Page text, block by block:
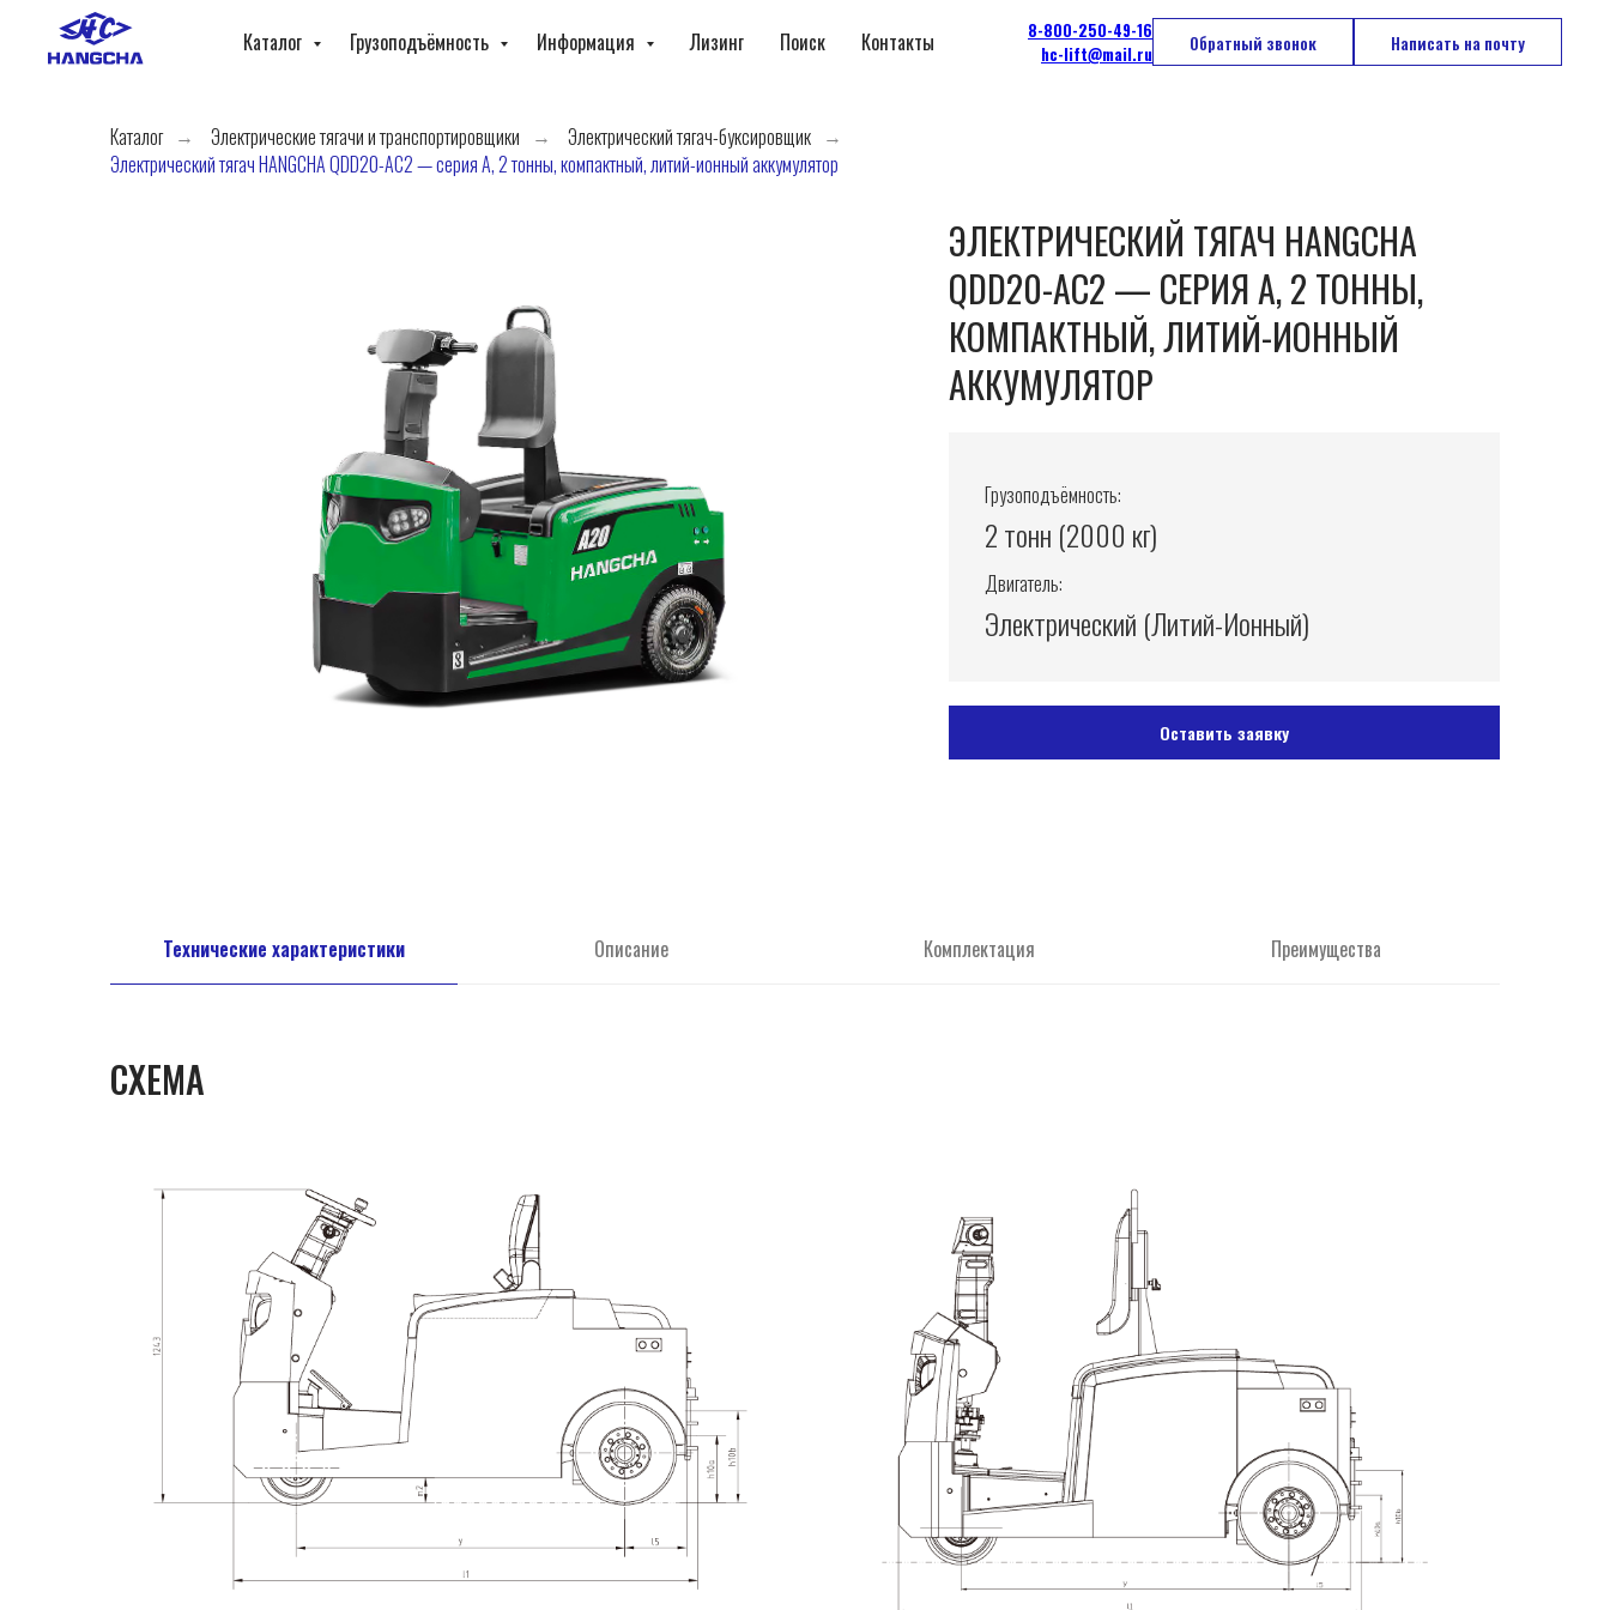
Каталог Грузоподъёмность Информация Лизинг Поиск Контакты
8-800-250-49-16
hc-lift@mail.ru
Обратный звонок Написать на почту
Каталог → Электрические тягачи и транспортировщики → Электрический тягач-буксировщик →
Электрический тягач HANGCHA QDD20-AC2 — серия A, 2 тонны, компактный, литий-ионный аккумулятор
ЭЛЕКТРИЧЕСКИЙ ТЯГАЧ HANGCHA
QDD20-AC2 — СЕРИЯ A, 2 ТОННЫ,
КОМПАКТНЫЙ, ЛИТИЙ-ИОННЫЙ
АККУМУЛЯТОР
Грузоподъёмность:
2 тонн (2000 кг)
Двигатель:
Электрический (Литий-Ионный)
Оставить заявку
Технические характеристики Описание Комплектация Преимущества
СХЕМА